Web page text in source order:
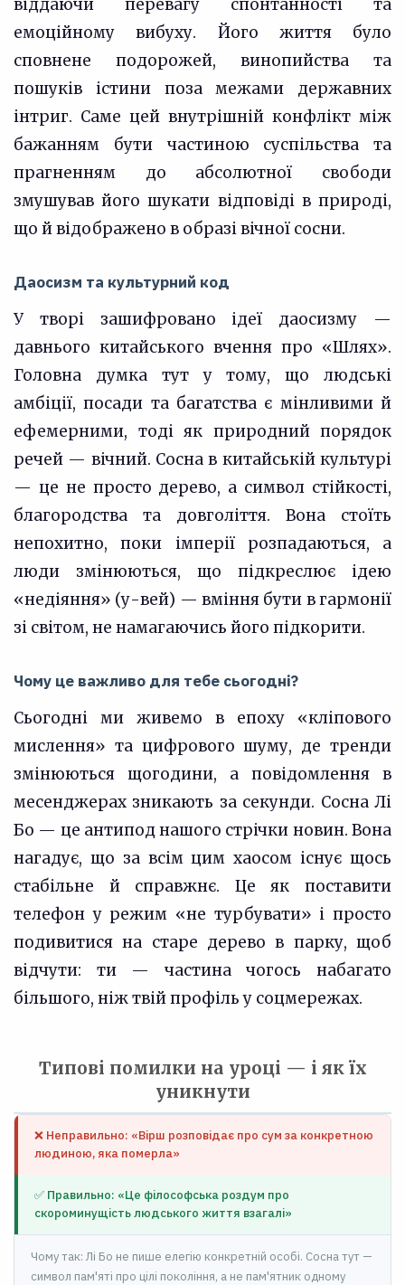
віддаючи перевагу спонтанності та
емоційному вибуху. Його життя було
сповнене подорожей, винопийства та
пошуків істини поза межами державних
інтриг. Саме цей внутрішній конфлікт між
бажанням бути частиною суспільства та
прагненням до абсолютної свободи
змушував його шукати відповіді в природі,
що й відображено в образі вічної сосни.
Даосизм та культурний код
У творі зашифровано ідеї даосизму —
давнього китайського вчення про «Шлях».
Головна думка тут у тому, що людські
амбіції, посади та багатства є мінливими й
ефемерними, тоді як природний порядок
речей — вічний. Сосна в китайській культурі
— це не просто дерево, а символ стійкості,
благородства та довголіття. Вона стоїть
непохитно, поки імперії розпадаються, а
люди змінюються, що підкреслює ідею
«недіяння» (у-вей) — вміння бути в гармонії
зі світом, не намагаючись його підкорити.
Чому це важливо для тебе сьогодні?
Сьогодні ми живемо в епоху «кліпового
мислення» та цифрового шуму, де тренди
змінюються щогодини, а повідомлення в
месенджерах зникають за секунди. Сосна Лі
Бо — це антипод нашого стрічки новин. Вона
нагадує, що за всім цим хаосом існує щось
стабільне й справжнє. Це як поставити
телефон у режим «не турбувати» і просто
подивитися на старе дерево в парку, щоб
відчути: ти — частина чогось набагато
більшого, ніж твій профіль у соцмережах.
Типові помилки на уроці — і як їх
уникнути
❌ Неправильно: «Вірш розповідає про сум за конкретною
людиною, яка померла»
✅ Правильно: «Це філософська роздум про
скороминущість людського життя взагалі»
Чому так: Лі Бо не пише елегію конкретній особі. Сосна тут —
символ пам'яті про цілі покоління, а не пам'ятник одному